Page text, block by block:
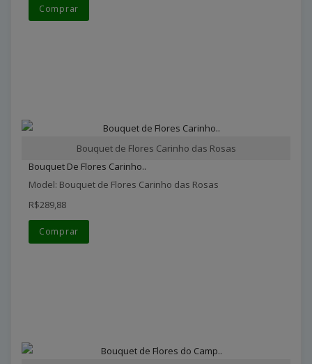
Comprar
Bouquet de Flores Carinho das Rosas
Bouquet De Flores Carinho..
Model: Bouquet de Flores Carinho das Rosas
R$289,88
Comprar